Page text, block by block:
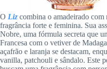
O Liz combina o amadeirado com
fragrância forte e feminina. Sua
Nobre, uma fórmula secreta que
Francesa com o vetiver de
açafrão e laranja se destacam,
vanilla, patchouli e sândalo. Este